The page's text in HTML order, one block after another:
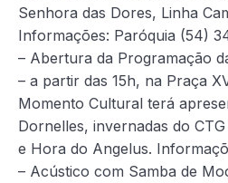
Senhora das Dores, Linha
Informações: Paróquia (54)
– Abertura da Programação
– a partir das 15h, na Praça
Momento Cultural terá
Dornelles, invernadas do
e Hora do Angelus.
– Acústico com Samba de